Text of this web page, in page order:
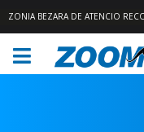
ZONIA BEZARA DE ATENCIO